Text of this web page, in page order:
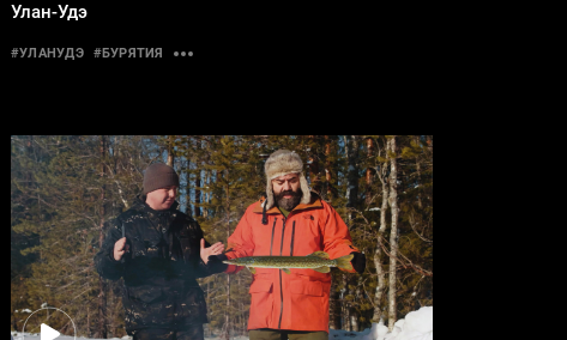
Улан-Удэ
#УЛАНУДЭ #БУРЯТИЯ